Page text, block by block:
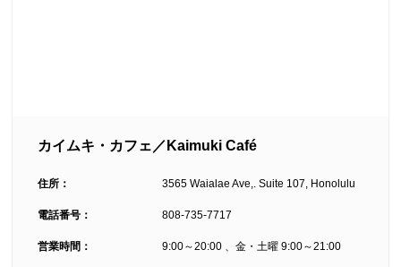
カイムキ・カフェ／Kaimuki Café
住所： 3565 Waialae Ave,. Suite 107, Honolulu
電話番号： 808-735-7717
営業時間： 9:00～20:00 、金・土曜 9:00～21:00